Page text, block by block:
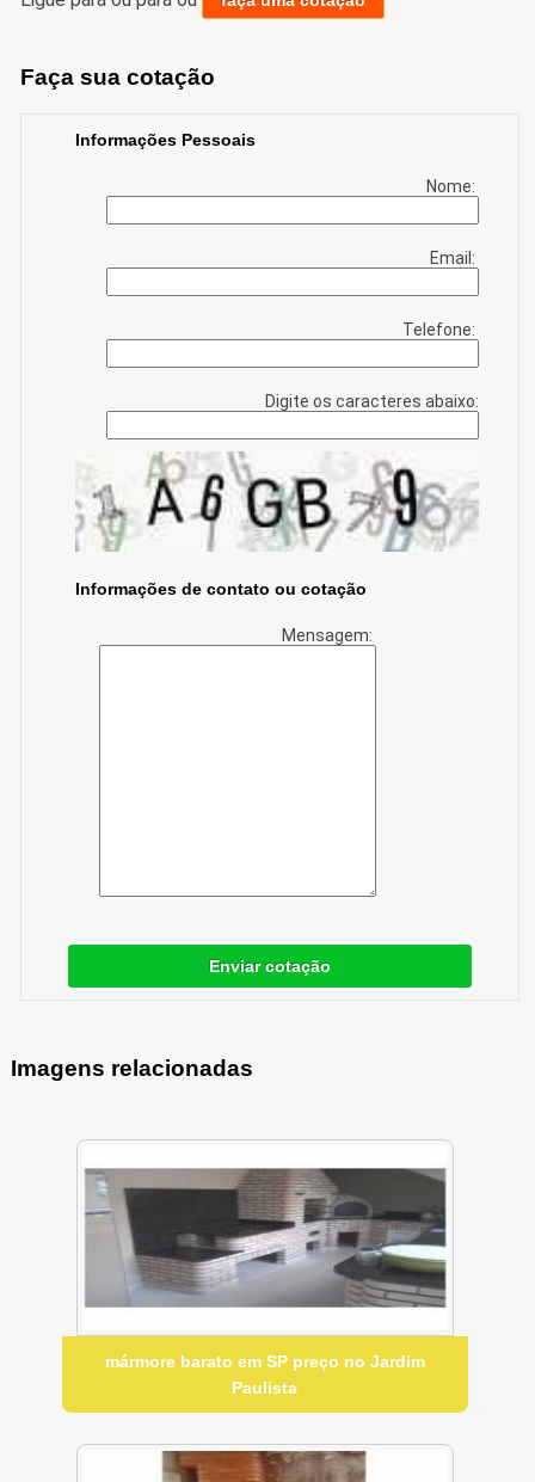
Faça sua cotação
Informações Pessoais
Nome:
Email:
Telefone:
Digite os caracteres abaixo:
Informações de contato ou cotação
Mensagem:
Enviar cotação
Imagens relacionadas
mármore barato em SP preço no Jardim
Paulista